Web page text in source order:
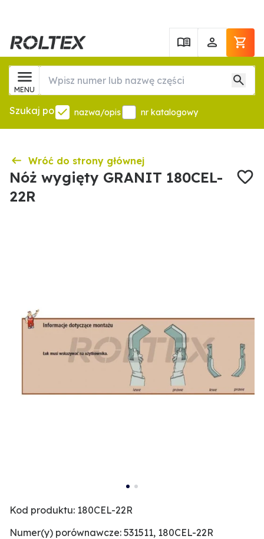
MENU
Szukaj po nazwa/opis nr katalogowy
Wróć do strony głównej
Nóż wygięty GRANIT 180CEL-
22R
Kod produktu: 180CEL-22R
Numer(y) porównawcze: 531511, 180CEL-22R